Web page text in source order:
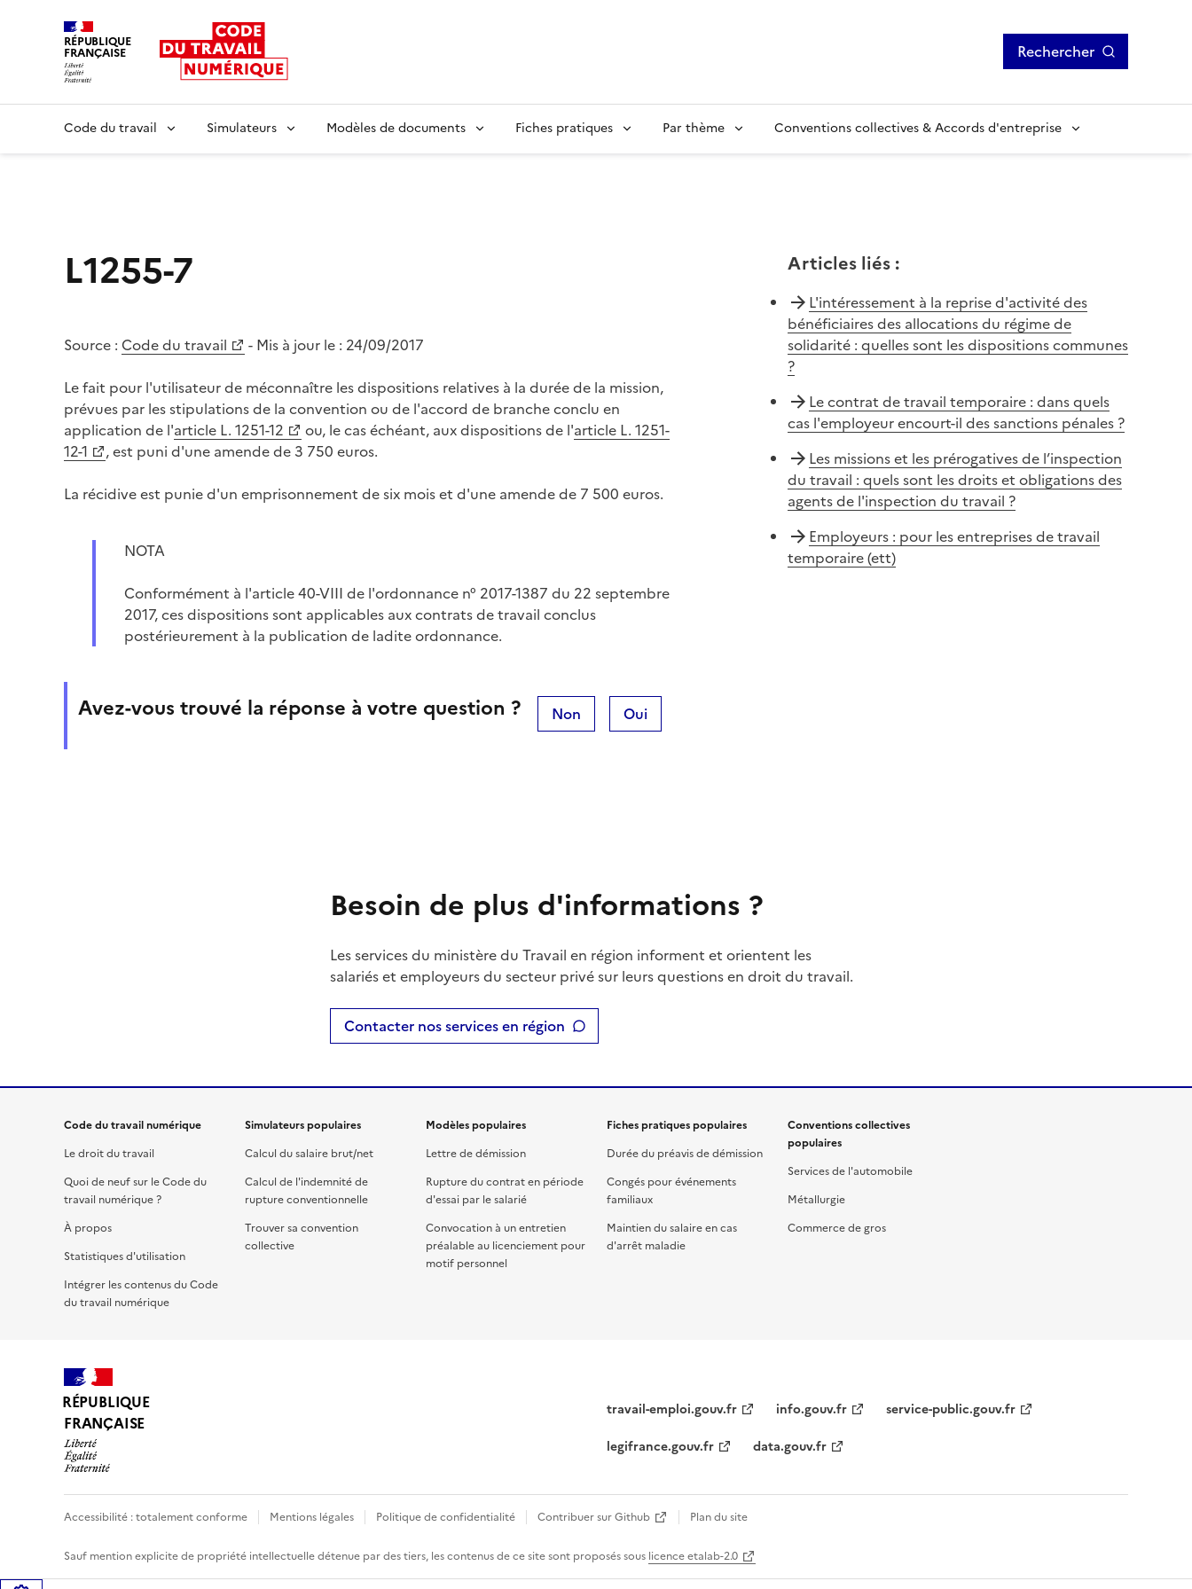
RÉPUBLIQUE
FRANÇAISE Rechercher
Code du travail Simulateurs Modèles de documents Fiches pratiques Par thème Conventions collectives & Accords d'entreprise
L1255-7
Source : Code du travail - Mis à jour le : 24/09/2017
Le fait pour l'utilisateur de méconnaître les dispositions relatives à la durée de la mission,
prévues par les stipulations de la convention ou de l'accord de branche conclu en
application de l'article L. 1251-12 ou, le cas échéant, aux dispositions de l'article L. 1251-
12-1
, est puni d'une amende de 3 750 euros.
La récidive est punie d'un emprisonnement de six mois et d'une amende de 7 500 euros.
NOTA
Conformément à l'article 40-VIII de l'ordonnance n° 2017-1387 du 22 septembre
2017, ces dispositions sont applicables aux contrats de travail conclus
postérieurement à la publication de ladite ordonnance.
Avez-vous trouvé la réponse à votre question ? Non Oui
Articles liés:
L'intéressement à la reprise d'activité des
bénéficiaires des allocations du régime de
solidarité : quelles sont les dispositions communes
?
Le contrat de travail temporaire : dans quels
cas l'employeur encourt-il des sanctions pénales ?
Les missions et les prérogatives de l’inspection
du travail : quels sont les droits et obligations des
agents de l'inspection du travail ?
Employeurs : pour les entreprises de travail
temporaire (ett)
Besoin de plus d'informations ?
Les services du ministère du Travail en région informent et orientent les
salariés et employeurs du secteur privé sur leurs questions en droit du travail.
Contacter nos services en région
Code du travail numérique
Le droit du travail
Quoi de neuf sur le Code du
travail numérique ?
À propos
Statistiques d'utilisation
Intégrer les contenus du Code
du travail numérique
Simulateurs populaires
Calcul du salaire brut/net
Calcul de l'indemnité de
rupture conventionnelle
Trouver sa convention
collective
Modèles populaires
Lettre de démission
Rupture du contrat en période
d'essai par le salarié
Convocation à un entretien
préalable au licenciement pour
motif personnel
Fiches pratiques populaires
Durée du préavis de démission
Congés pour événements
familiaux
Maintien du salaire en cas
d'arrêt maladie
Conventions collectives
populaires
Services de l'automobile
Métallurgie
Commerce de gros
RÉPUBLIQUE
FRANÇAISE
travail-emploi.gouv.fr info.gouv.fr
service-public.gouv.fr
legifrance.gouv.fr
data.gouv.fr
Accessibilité : totalement conforme Mentions légales Politique de confidentialité Contribuer sur Github Plan du site
Sauf mention explicite de propriété intellectuelle détenue par des tiers, les contenus de ce site sont proposés sous licence etalab-2.0